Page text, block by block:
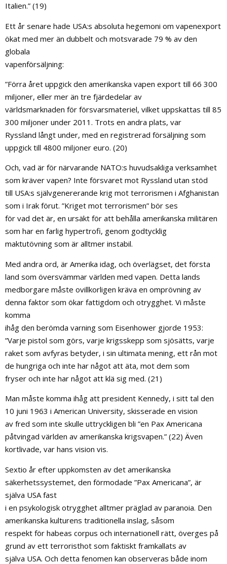
Italien.” (19)
Ett år senare hade USA:s absoluta hegemoni om vapenexport
ökat med mer än dubbelt och motsvarade 79 % av den
globala
vapenförsäljning:
”Förra året uppgick den amerikanska vapen export till 66 300
miljoner, eller mer än tre fjärdedelar av
världsmarknaden för försvarsmateriel, vilket uppskattas till 85
300 miljoner under 2011. Trots en andra plats, var
Ryssland långt under, med en registrerad försäljning som
uppgick till 4800 miljoner euro. (20)
Och, vad är för närvarande NATO:s huvudsakliga verksamhet
som kräver vapen? Inte försvaret mot Ryssland utan stöd
till USA:s självgenererande krig mot terrorismen i Afghanistan
som i Irak förut. ”Kriget mot terrorismen” bör ses
för vad det är, en ursäkt för att behålla amerikanska militären
som har en farlig hypertrofi, genom godtycklig
maktutövning som är alltmer instabil.
Med andra ord, är Amerika idag, och överlägset, det första
land som översvämmar världen med vapen. Detta lands
medborgare måste ovillkorligen kräva en omprövning av
denna faktor som ökar fattigdom och otrygghet. Vi måste
komma
ihåg den berömda varning som Eisenhower gjorde 1953:
”Varje pistol som görs, varje krigsskepp som sjösätts, varje
raket som avfyras betyder, i sin ultimata mening, ett rån mot
de hungriga och inte har något att äta, mot dem som
fryser och inte har något att klä sig med. (21)
Man måste komma ihåg att president Kennedy, i sitt tal den
10 juni 1963 i American University, skisserade en vision
av fred som inte skulle uttryckligen bli ”en Pax Americana
påtvingad världen av amerikanska krigsvapen.” (22) Även
kortlivade, var hans vision vis.
Sextio år efter uppkomsten av det amerikanska
säkerhetssystemet, den förmodade ”Pax Americana”, är
själva USA fast
i en psykologisk otrygghet alltmer präglad av paranoia. Den
amerikanska kulturens traditionella inslag, såsom
respekt för habeas corpus och internationell rätt, överges på
grund av ett terroristhot som faktiskt framkallats av
själva USA. Och detta fenomen kan observeras både inom